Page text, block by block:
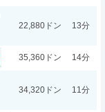
22,880ドン 13分
35,360ドン 14分
34,320ドン
11分